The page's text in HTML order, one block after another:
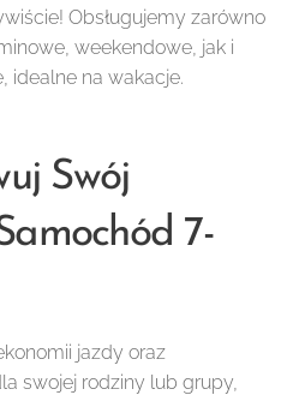
Obsługujemy zarówno
weekendowe, jak i
idealne na wakacje.
Swój
7-
jazdy oraz
swojej rodziny lub grupy,